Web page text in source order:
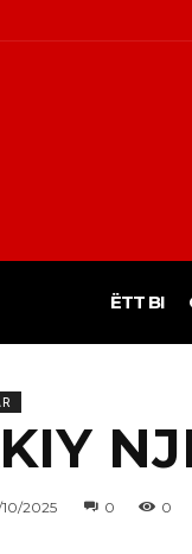
ËTT BI
2025 0 0